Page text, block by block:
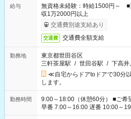
給与
無資格未経験：時給1500円～
収1万2000円以上
交通費別途支給あり
交通費 交通費全額支給
勤務地
東京都世田谷区
三軒茶屋駅 / 世田谷駅 / 下高井
≪自宅からドアtoドアで30分
します。
勤務時間
9:00～18:00（休憩60分） ■ご希望があれば下記シフトもOK！
早番 7:00～16:00 遅番 10:00～19:00 「家族と休みを合
い」 「余裕を持って夕飯の準備